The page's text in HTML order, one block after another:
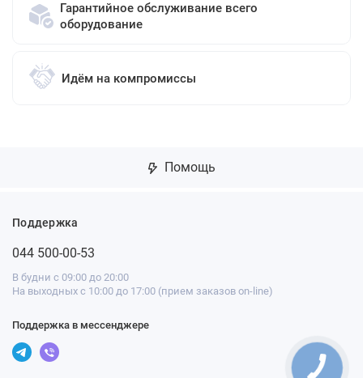
Гарантийное обслуживание всего
оборудование
Идём на компромиссы
Помощь
Поддержка
044 500-00-53
В будни с 09:00 до 20:00
На выходных с 10:00 до 17:00 (прием заказов on-line)
Поддержка в мессенджере